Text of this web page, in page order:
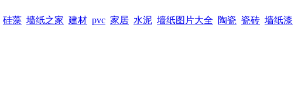
硅藻 墙纸之家 建材 pvc 家居 水泥 墙纸图片大全 陶瓷 瓷砖 墙纸漆